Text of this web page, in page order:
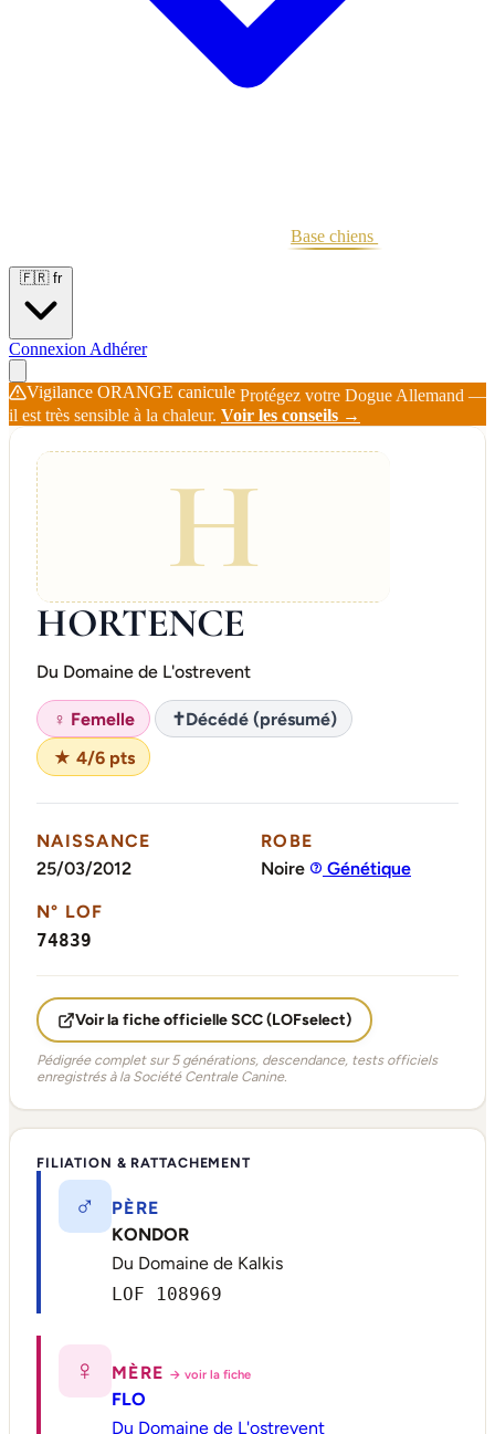
Base chiens
🇫🇷 fr
Connexion Adhérer
Vigilance ORANGE canicule Protégez votre Dogue Allemand —
il est très sensible à la chaleur. Voir les conseils →
H
HORTENCE
Du Domaine de L'ostrevent
♀ Femelle ✝Décédé (présumé)
★ 4/6 pts
NAISSANCE
25/03/2012
ROBE
Noire
Génétique
N° LOF
74839
Voir la fiche officielle SCC (LOFselect)
Pédigrée complet sur 5 générations, descendance, tests officiels
enregistrés à la Société Centrale Canine.
FILIATION & RATTACHEMENT
♂
PÈRE
KONDOR
Du Domaine de Kalkis
LOF 108969
♀ MÈRE → voir la fiche
FLO
Du Domaine de L'ostrevent